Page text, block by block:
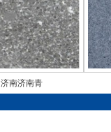
济南济南青